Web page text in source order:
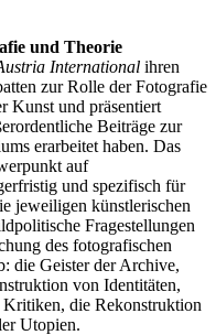
und Theorie
International ihren
zur Rolle der Fotografie
Kunst und präsentiert
Beiträge zur
erarbeitet haben. Das
auf
und spezifisch für
jeweiligen künstlerischen
Fragestellungen
des fotografischen
die Geister der Archive,
von Identitäten,
Kritiken, die Rekonstruktion
Utopien.